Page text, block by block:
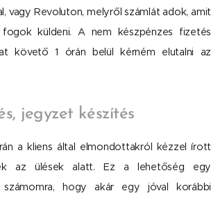
vagy Revoluton, melyről számlát adok, amit
küldeni. A nem készpénzes fizetés
követő 1 órán belül kérném elutalni az
jegyzet készítés
kliens által elmondottakról kézzel írott
az ülések alatt. Ez a lehetőség egy
hogy akár egy jóval korábbi